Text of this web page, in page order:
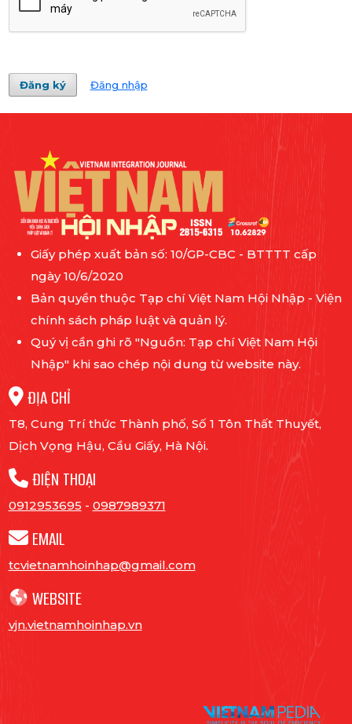
Đăng ký Đăng nhập
Giấy phép xuất bản số: 10/GP-CBC - BTTTT cấp
ngày 10/6/2020
Bản quyền thuộc Tạp chí Việt Nam Hội Nhập - Viện
chính sách pháp luật và quản lý.
Quý vị cần ghi rõ "Nguồn: Tạp chí Việt Nam Hội
Nhập" khi sao chép nội dung từ website này.
ĐỊA CHỈ
T8, Cung Trí thức Thành phố, Số 1 Tôn Thất Thuyết,
Dịch Vọng Hậu, Cầu Giấy, Hà Nội.
ĐIỆN THOẠI
0912953695 - 0987989371
EMAIL
tcvietnamhoinhap@gmail.com
WEBSITE
vjn.vietnamhoinhap.vn